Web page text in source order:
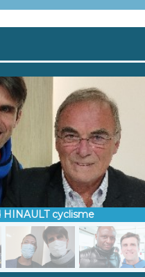
HINAULT cyclisme